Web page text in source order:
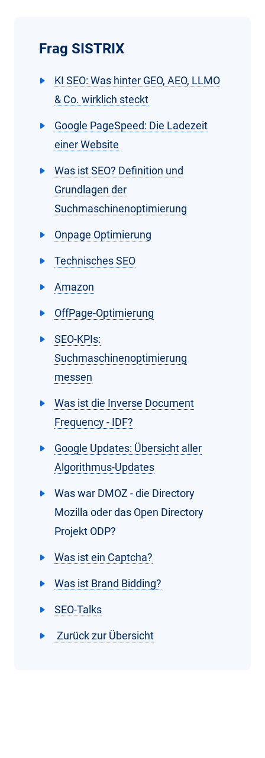
Frag SISTRIX
KI SEO: Was hinter GEO, AEO, LLMO
& Co. wirklich steckt
Google PageSpeed: Die Ladezeit
einer Website
Was ist SEO? Definition und
Grundlagen der
Suchmaschinenoptimierung
Onpage Optimierung
Technisches SEO
Amazon
OffPage-Optimierung
SEO-KPIs:
Suchmaschinenoptimierung
messen
Was ist die Inverse Document
Frequency - IDF?
Google Updates: Übersicht aller
Algorithmus-Updates
Was war DMOZ - die Directory
Mozilla oder das Open Directory
Projekt ODP?
Was ist ein Captcha?
Was ist Brand Bidding?
SEO-Talks
Zurück zur Übersicht